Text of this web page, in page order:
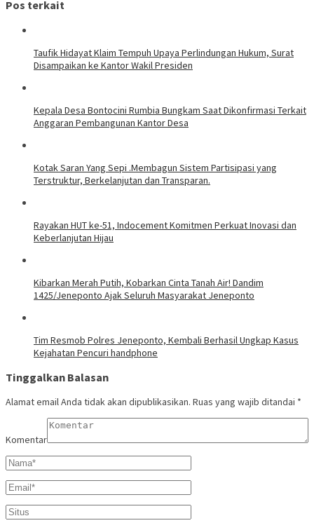
Pos terkait
Taufik Hidayat Klaim Tempuh Upaya Perlindungan Hukum, Surat
Disampaikan ke Kantor Wakil Presiden
Kepala Desa Bontocini Rumbia Bungkam Saat Dikonfirmasi Terkait
Anggaran Pembangunan Kantor Desa
Kotak Saran Yang Sepi .Membagun Sistem Partisipasi yang
Terstruktur, Berkelanjutan dan Transparan.
Rayakan HUT ke-51, Indocement Komitmen Perkuat Inovasi dan
Keberlanjutan Hijau
Kibarkan Merah Putih, Kobarkan Cinta Tanah Air! Dandim
1425/Jeneponto Ajak Seluruh Masyarakat Jeneponto
Tim Resmob Polres Jeneponto, Kembali Berhasil Ungkap Kasus
Kejahatan Pencuri handphone
Tinggalkan Balasan
Alamat email Anda tidak akan dipublikasikan. Ruas yang wajib ditandai *
Komentar